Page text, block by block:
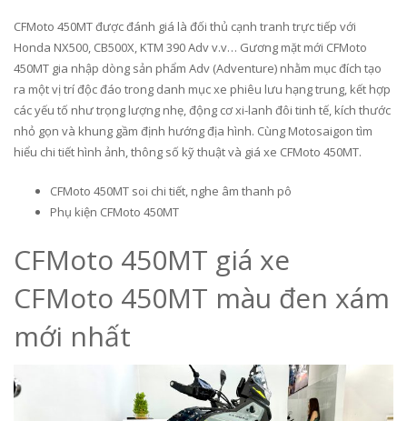
CFMoto 450MT được đánh giá là đối thủ cạnh tranh trực tiếp với
Honda NX500, CB500X, KTM 390 Adv v.v… Gương mặt mới CFMoto
450MT gia nhập dòng sản phẩm Adv (Adventure) nhằm mục đích tạo
ra một vị trí độc đáo trong danh mục xe phiêu lưu hạng trung, kết hợp
các yếu tố như trọng lượng nhẹ, động cơ xi-lanh đôi tinh tế, kích thước
nhỏ gọn và khung gầm định hướng địa hình. Cùng Motosaigon tìm
hiểu chi tiết hình ảnh, thông số kỹ thuật và giá xe CFMoto 450MT.
CFMoto 450MT soi chi tiết, nghe âm thanh pô
Phụ kiện CFMoto 450MT
CFMoto 450MT giá xe
CFMoto 450MT màu đen xám
mới nhất